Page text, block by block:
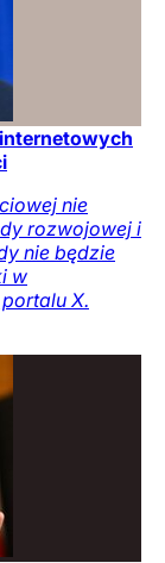
nie
rozwojowej i
nie będzie
w
X.